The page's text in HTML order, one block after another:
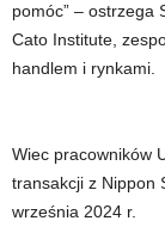
pomóc” – ostrzega
Cato Institute,
handlem i rynkami.
Wiec pracowników
transakcji z Nippon
września 2024 r.